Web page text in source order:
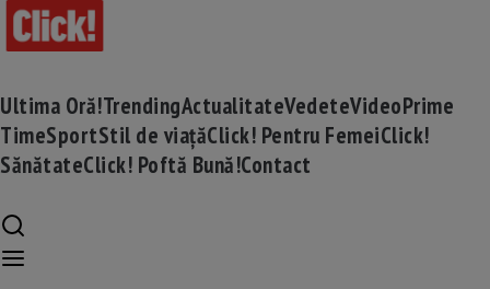
Ultima Oră!TrendingActualitateVedeteVideoPrime
TimeSportStil de viațăClick! Pentru FemeiClick!
SănătateClick! Poftă Bună!Contact